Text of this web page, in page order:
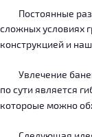
Постоянные
сложных условиях
конструкцией и
Увлечение баней
по сути является
котороые можно